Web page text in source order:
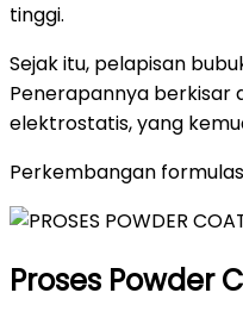
tinggi.
Sejak itu, pelapisan
Penerapannya berkisar
elektrostatis, yang
Perkembangan
Proses Powder